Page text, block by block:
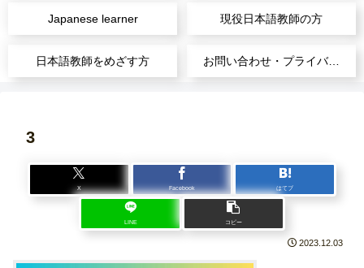
Japanese learner 現役日本語教師の方
日本語教師をめざす方 お問い合わせ・プライバシーポリシー
3
X Facebook はてブ
LINE コピー
2023.12.03